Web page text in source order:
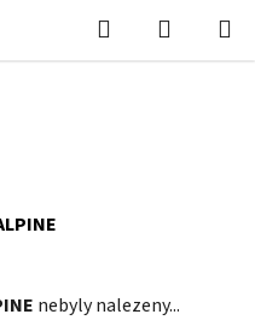
Hledat
KOŠÍK
nebyly nalezeny...